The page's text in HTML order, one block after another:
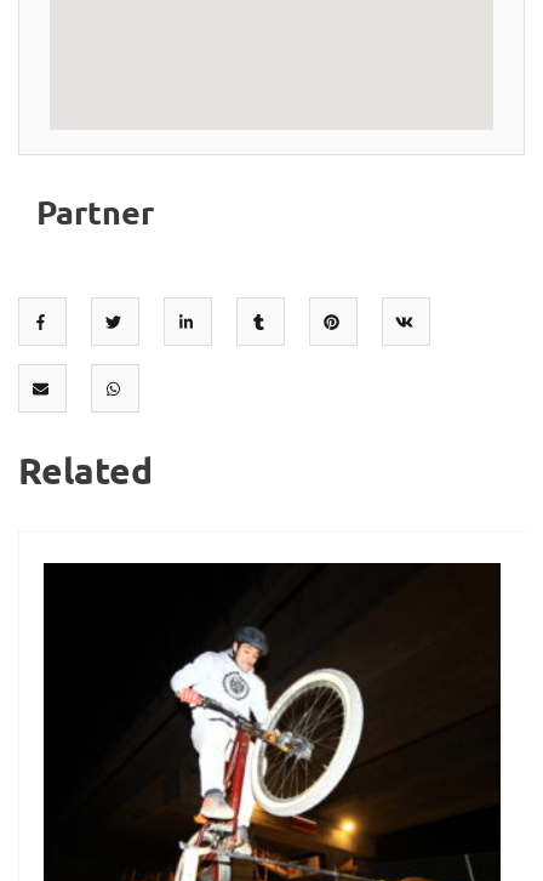
Partner
Related